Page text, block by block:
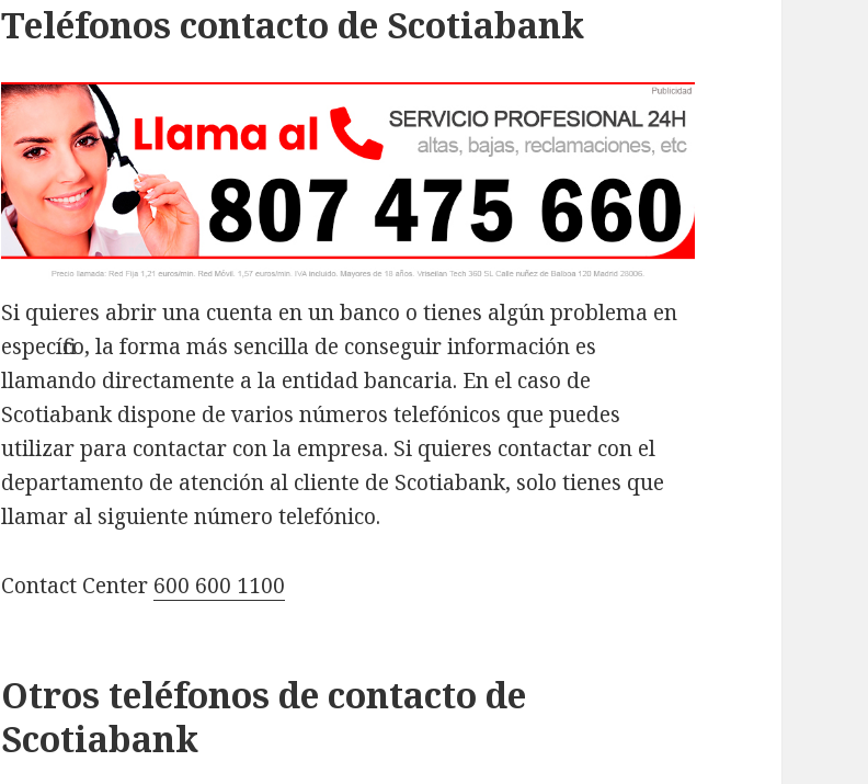
Teléfonos contacto de Scotiabank
Si quieres abrir una cuenta en un banco o tienes algún problema en
específico, la forma más sencilla de conseguir información es
llamando directamente a la entidad bancaria. En el caso de
Scotiabank dispone de varios números telefónicos que puedes
utilizar para contactar con la empresa. Si quieres contactar con el
departamento de atención al cliente de Scotiabank, solo tienes que
llamar al siguiente número telefónico.
Contact Center 600 600 1100
Otros teléfonos de contacto de
Scotiabank